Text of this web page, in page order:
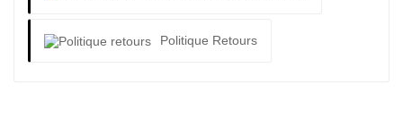
Politique Retours